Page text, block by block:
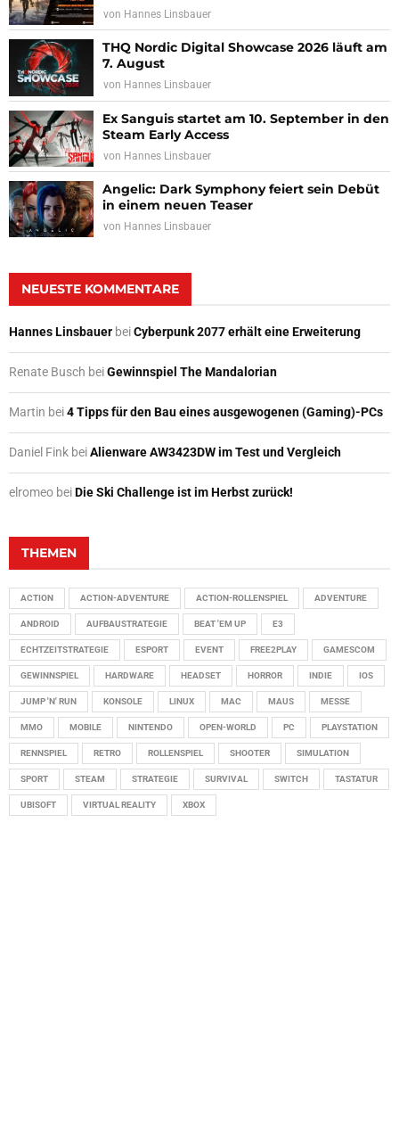
von Hannes Linsbauer
THQ Nordic Digital Showcase 2026 läuft am
7. August
von Hannes Linsbauer
Ex Sanguis startet am 10. September in den
Steam Early Access
von Hannes Linsbauer
Angelic: Dark Symphony feiert sein Debüt
in einem neuen Teaser
von Hannes Linsbauer
NEUESTE KOMMENTARE
Hannes Linsbauer beiCyberpunk 2077 erhält eine Erweiterung
Renate Busch beiGewinnspiel The Mandalorian
Martin bei4 Tipps für den Bau eines ausgewogenen (Gaming)-PCs
Daniel Fink beiAlienware AW3423DW im Test und Vergleich
elromeo beiDie Ski Challenge ist im Herbst zurück!
THEMEN
ACTION ACTION-ADVENTURE ACTION-ROLLENSPIEL ADVENTURE
ANDROID AUFBAUSTRATEGIE BEAT 'EM UP E3
ECHTZEITSTRATEGIE ESPORT EVENT FREE2PLAY GAMESCOM
GEWINNSPIEL HARDWARE HEADSET HORROR INDIE IOS
JUMP 'N' RUN KONSOLE LINUX MAC MAUS MESSE
MMO MOBILE NINTENDO OPEN-WORLD PC PLAYSTATION
RENNSPIEL RETRO ROLLENSPIEL SHOOTER SIMULATION
SPORT STEAM STRATEGIE SURVIVAL SWITCH TASTATUR
UBISOFT VIRTUAL REALITY XBOX